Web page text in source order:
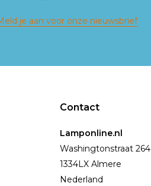
je aan voor onze nieuwsbrief
Contact
Lamponline.nl
Washingtonstraat 264
1334LX Almere
Nederland